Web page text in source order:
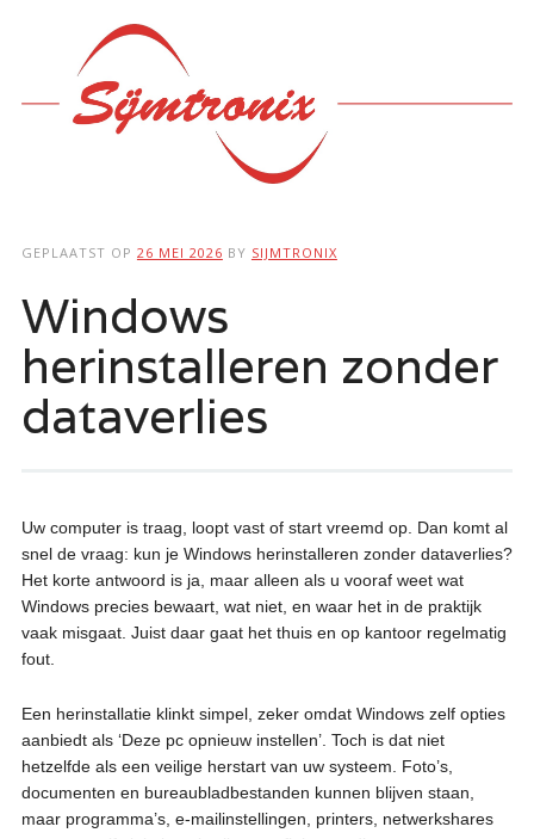
Hoofdmenu
GEPLAATST OP 26 MEI 2026 BY SIJMTRONIX
Windows
herinstalleren zonder
dataverlies
Uw computer is traag, loopt vast of start vreemd op. Dan komt al
snel de vraag: kun je Windows herinstalleren zonder dataverlies?
Het korte antwoord is ja, maar alleen als u vooraf weet wat
Windows precies bewaart, wat niet, en waar het in de praktijk
vaak misgaat. Juist daar gaat het thuis en op kantoor regelmatig
fout.
Een herinstallatie klinkt simpel, zeker omdat Windows zelf opties
aanbiedt als ‘Deze pc opnieuw instellen’. Toch is dat niet
hetzelfde als een veilige herstart van uw systeem. Foto’s,
documenten en bureaubladbestanden kunnen blijven staan,
maar programma’s, e-mailinstellingen, printers, netwerkshares